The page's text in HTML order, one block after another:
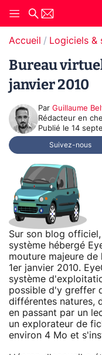
Accueil Logiciels &
Bureau virtuel
janvier 2010
Par Guillaume
Rédacteur en
Publié le 14
Suivez-nous
Sur son blog
système hébergé
mouture majeure
1er janvier 2010.
système
possible d'y greffer
différentes natures,
en passant par un
un explorateur de
environ 4 Mo et